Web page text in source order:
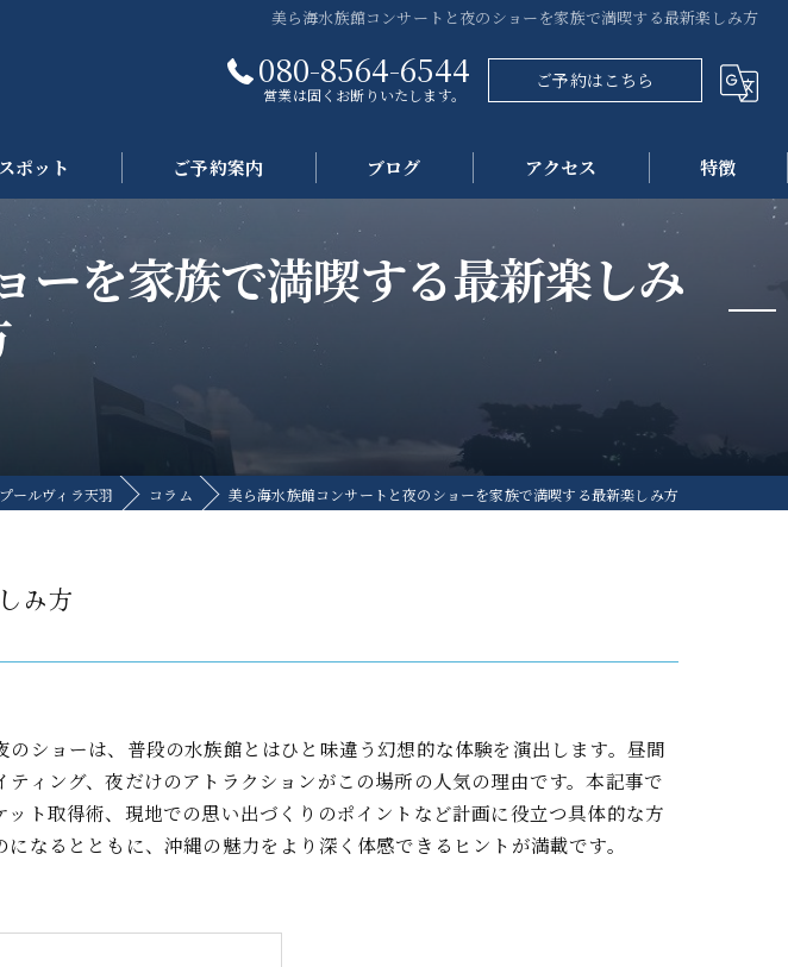
美ら海水族館コンサートと夜のショーを家族で満喫する最新楽しみ方
080-8564-6544
営業は固くお断りいたします。
ご予約はこちら
ポット ご予約案内 ブログ アクセス 特徴
海
ーを家族で満喫する最新楽しみ
ールヴィラ天羽 コラム 美ら海水族館コンサートと夜のショーを家族で満喫する最新楽しみ方
み方
ショーは、普段の水族館とはひと味違う幻想的な体験を演出します。昼間
ィング、夜だけのアトラクションがこの場所の人気の理由です。本記事で
ト取得術、現地での思い出づくりのポイントなど計画に役立つ具体的な方
なるとともに、沖縄の魅力をより深く体感できるヒントが満載です。